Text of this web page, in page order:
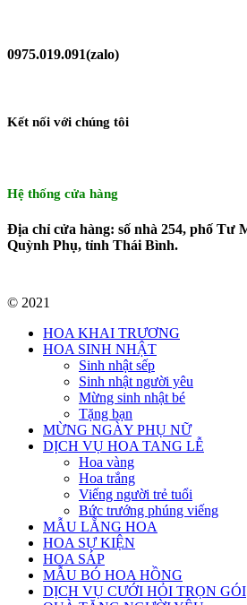
0975.019.091(zalo)
Kết nối với chúng tôi
Hệ thống cửa hàng
Địa chỉ cửa hàng: số nhà 254, phố Tư
Quỳnh Phụ, tỉnh Thái Bình.
© 2021
HOA KHAI TRƯƠNG
HOA SINH NHẬT
Sinh nhật sếp
Sinh nhật người yêu
Mừng sinh nhật bé
Tặng bạn
MỪNG NGÀY PHỤ NỮ
DỊCH VỤ HOA TANG LỄ
Hoa vàng
Hoa trắng
Viếng người trẻ tuổi
Bức trướng phúng viếng
MẪU LẴNG HOA
HOA SỰ KIỆN
HOA SÁP
MẪU BÓ HOA HỒNG
DỊCH VỤ CƯỚI HỎI TRỌN GÓI